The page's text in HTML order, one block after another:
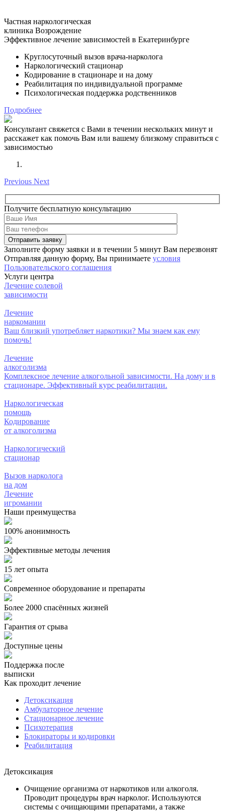
Частная наркологическая
клиника Возрождение
Эффективное лечение зависимостей в Екатеринбурге
Круглосуточный вызов врача-нарколога
Наркологический стационар
Кодирование в стационаре и на дому
Реабилитация по индивидуальной программе
Психологическая поддержка родственников
Подробнее
Консультант свяжется с Вами в течении нескольких минут и
расскажет как помочь Вам или вашему близкому справиться с
зависимостью
Previous Next
Получите бесплатную консультацию
Заполните форму заявки и в течении 5 минут Вам перезвонят
Отправляя данную форму, Вы принимаете условия
Пользовательского соглашения
Услуги центра
Лечение солевой
зависимости
Лечение
наркомании
Ваш близкий употребляет наркотики? Мы знаем как ему
помочь!
Лечение
алкоголизма
Комплексное лечение алкогольной зависимости. На дому и в
стационаре. Эффективный курс реабилитации.
Наркологическая
помощь
Кодирование
от алкоголизма
Наркологический
стационар
Вызов нарколога
на дом
Лечение
игромании
Наши преимущества
100% анонимность
Эффективные методы лечения
15 лет опыта
Современное оборудование и препараты
Более 2000 спасённых жизней
Гарантия от срыва
Доступные цены
Поддержка после
выписки
Как проходит лечение
Детоксикация
Амбулаторное лечение
Стационарное лечение
Психотерапия
Блокираторы и кодировки
Реабилитация
Детоксикация
Очищение организма от наркотиков или алкоголя.
Проводит процедуры врач нарколог. Используются
системы с очищающими препаратами, а также